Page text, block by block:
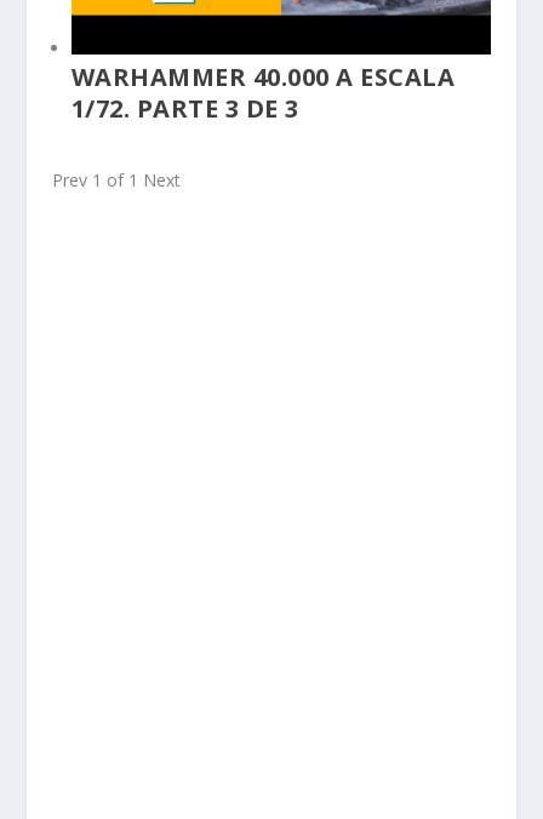
WARHAMMER 40.000 A ESCALA
1/72. PARTE 3 DE 3
Prev 1 of 1 Next